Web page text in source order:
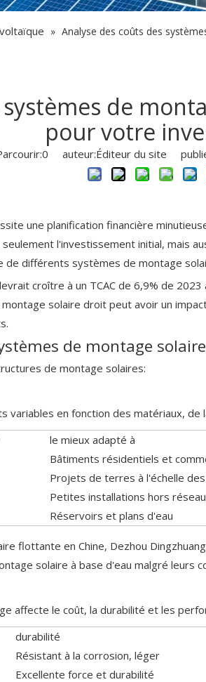
» Analyse des coûts des
de
pour votre
0 auteur:Éditeur du site
une planification financière
l'investissement initial, mais
de différents systèmes de montage
croître à un TCAC de 6,9% de
solaire droit peut avoir un
de montage solaire
de montage solaires:
en fonction des matériaux, de
le mieux adapté à
Bâtiments résidentiels et
Projets de terres à l'échelle
Petites installations hors réseau
Réservoirs et plans d'eau
flottante en Chine, Dezhou
solaire à base d'eau malgré leurs
affecte le coût, la durabilité et les
durabilité
Résistant à la corrosion, léger
Excellente force et durabilité